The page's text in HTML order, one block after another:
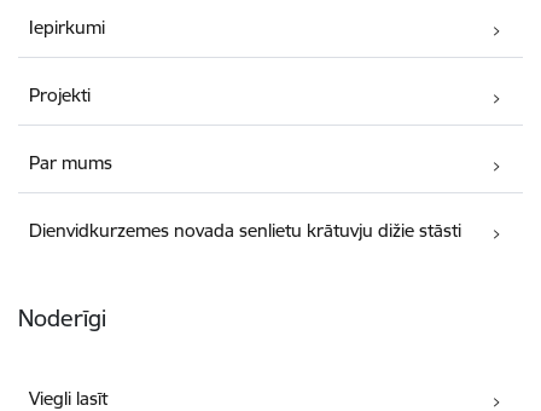
Iepirkumi
Projekti
Par mums
Dienvidkurzemes novada senlietu krātuvju dižie stāsti
Noderīgi
Viegli lasīt